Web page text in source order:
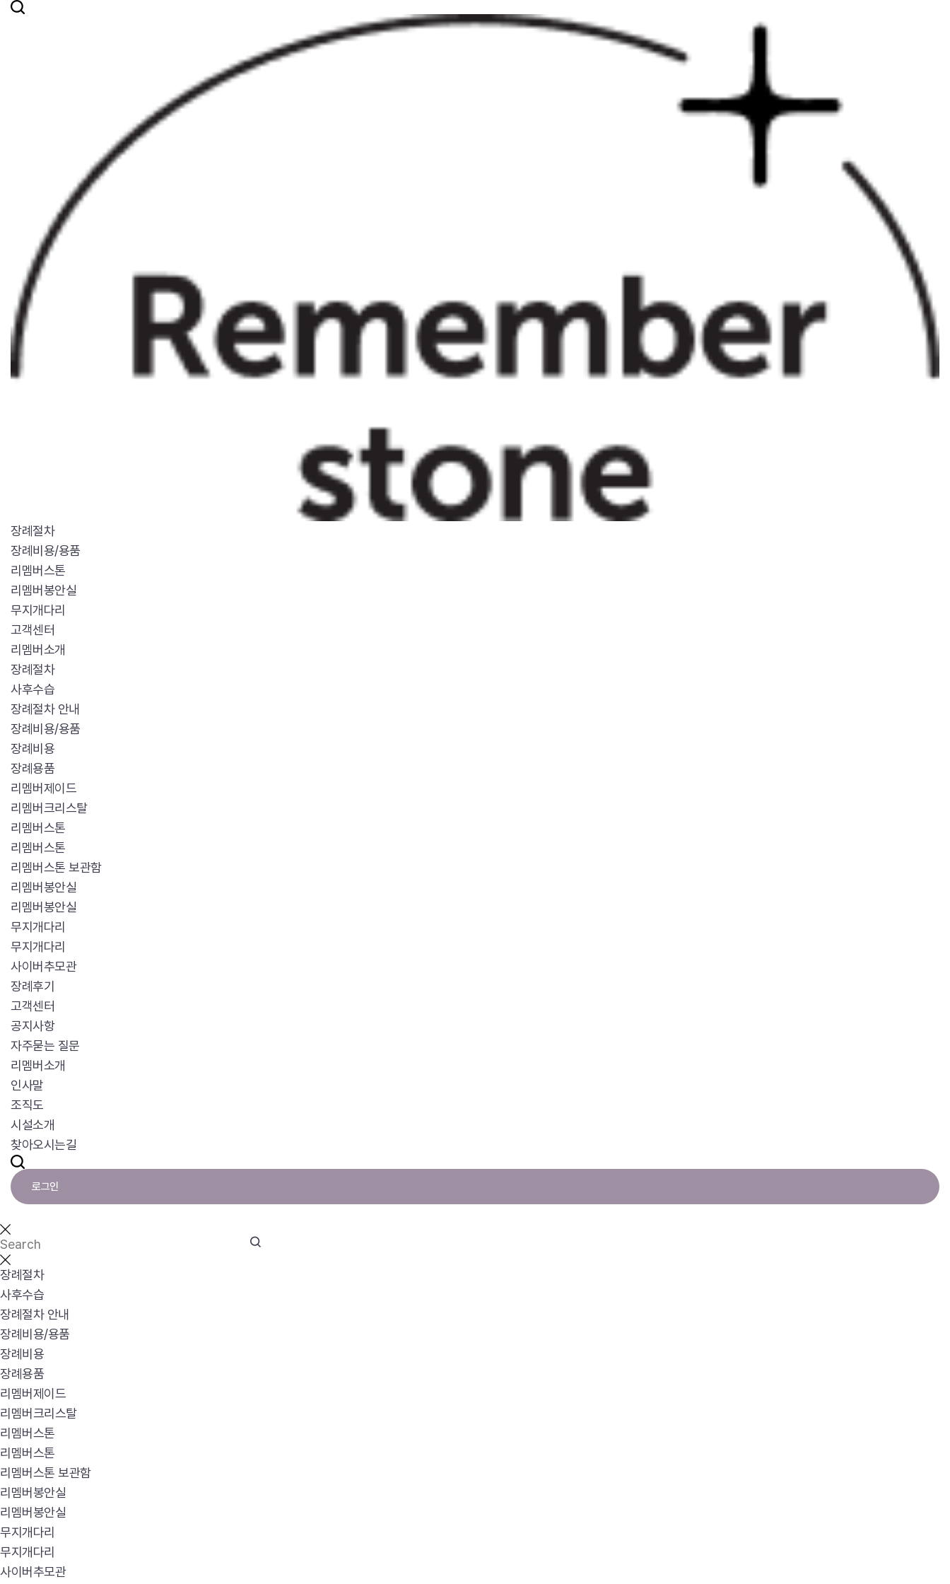
장례절차
장례비용/용품
리멤버스톤
리멤버봉안실
무지개다리
고객센터
리멤버소개
장례절차
사후수습
장례절차 안내
장례비용/용품
장례비용
장례용품
리멤버제이드
리멤버크리스탈
리멤버스톤
리멤버스톤
리멤버스톤 보관함
리멤버봉안실
리멤버봉안실
무지개다리
무지개다리
사이버추모관
장례후기
고객센터
공지사항
자주묻는 질문
리멤버소개
인사말
조직도
시설소개
찾아오시는길
로그인
장례절차
사후수습
장례절차 안내
장례비용/용품
장례비용
장례용품
리멤버제이드
리멤버크리스탈
리멤버스톤
리멤버스톤
리멤버스톤 보관함
리멤버봉안실
리멤버봉안실
무지개다리
무지개다리
사이버추모관